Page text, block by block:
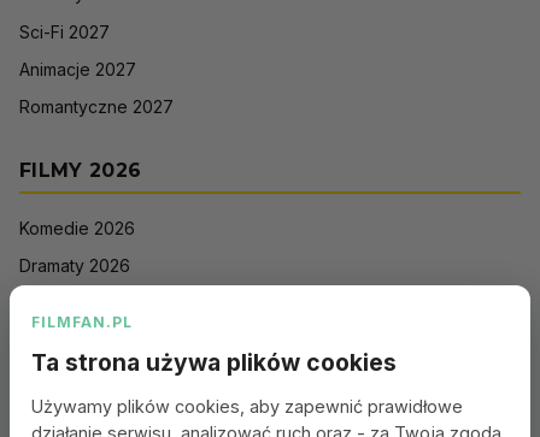
Sci-Fi 2027
Animacje 2027
Romantyczne 2027
FILMY 2026
Komedie 2026
Dramaty 2026
Sci-Fi 2026
FILMFAN.PL
Ta strona używa plików cookies
Używamy plików cookies, aby zapewnić prawidłowe
działanie serwisu, analizować ruch oraz - za Twoją zgodą